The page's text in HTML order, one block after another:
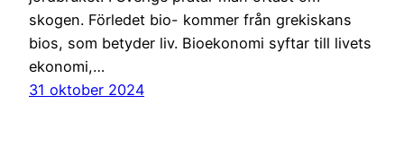
skogen. Förledet bio- kommer från grekiskans
bios, som betyder liv. Bioekonomi syftar till livets
ekonomi,…
31 oktober 2024